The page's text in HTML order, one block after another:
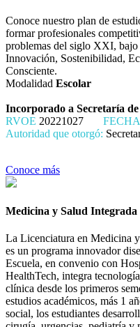
Conoce nuestro plan de
formar profesionales
problemas del siglo XXI, bajo
Innovación, Sostenibilidad,
Consciente.
Modalidad Escolar
Incorporado a Secretaría
RVOE 20221027 FECHA
Autoridad que otorgó:
Conoce más
Medicina y Salud Integrada
La Licenciatura en Medicina
es un programa innovador
Escuela, en convenio con
HealthTech, integra
clínica desde los primeros
estudios académicos, más 1
social, los estudiantes